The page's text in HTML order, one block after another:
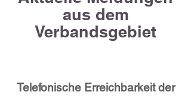
aus dem
Verbandsgebiet
Telefonische Erreichbarkeit der